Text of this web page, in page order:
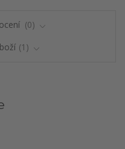
0
1